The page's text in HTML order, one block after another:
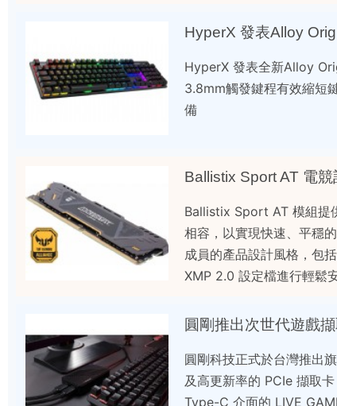
HyperX 發表Alloy
HyperX 發表全新Alloy
3.8mm觸發鍵程有效縮短
備
Ballistix Sport AT 電
Ballistix Sport AT 模組提
相容，以實現快速、平穩
成員的產品設計風格，包
XMP 2.0 設定檔進行輕鬆安
圓剛推出次世代遊戲
圓剛科技正式於台灣推出
及高更新率的 PCIe 擷取
Type-C 介面的 LIVE